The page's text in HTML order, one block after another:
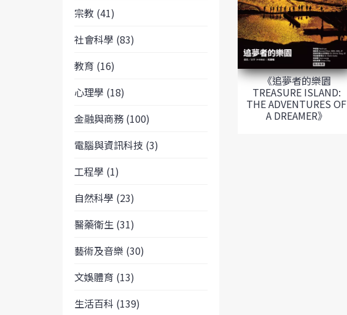
宗教 (41)
社會科學 (83)
教育 (16)
心理學 (18)
金融與商務 (100)
電腦與資訊科技 (3)
工程學 (1)
自然科學 (23)
醫藥衛生 (31)
藝術及音樂 (30)
文娛體育 (13)
生活百科 (139)
《追夢者的樂園
TREASURE ISLAND:
THE ADVENTURES OF
A DREAMER》